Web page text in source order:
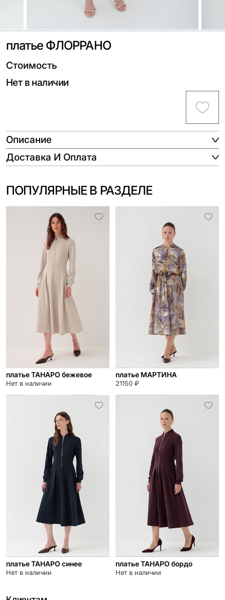
платье ФЛОРРАНО
Стоимость
Нет в наличии
Описание
Доставка И Оплата
ПОПУЛЯРНЫЕ В РАЗДЕЛЕ
платье ТАНАРО бежевое
Нет в наличии
платье МАРТИНА
21150 ₽
платье ТАНАРО синее
Нет в наличии
платье ТАНАРО бордо
Нет в наличии